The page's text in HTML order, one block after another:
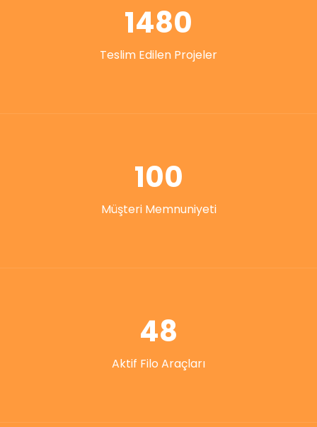
1480
Teslim Edilen Projeler
100
Müşteri Memnuniyeti
48
Aktif Filo Araçları